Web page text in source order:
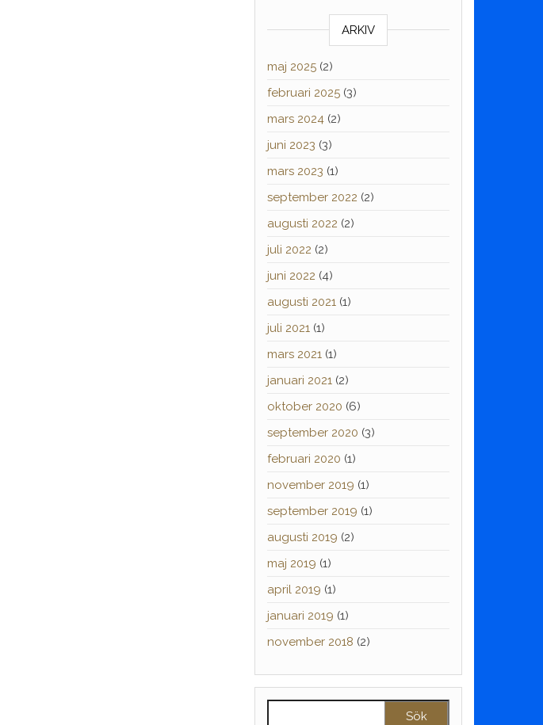
ARKIV
maj 2025(2)
februari 2025(3)
mars 2024(2)
juni 2023 (3)
mars 2023 (1)
september 2022 (2)
augusti 2022 (2)
juli 2022 (2)
juni 2022 (4)
augusti 2021(1)
juli 2021(1)
mars 2021(1)
januari 2021(2)
oktober 2020 (6)
september 2020 (3)
februari 2020 (1)
november 2019 (1)
september 2019 (1)
augusti 2019 (2)
maj 2019 (1)
april 2019 (1)
januari 2019 (1)
november 2018 (2)